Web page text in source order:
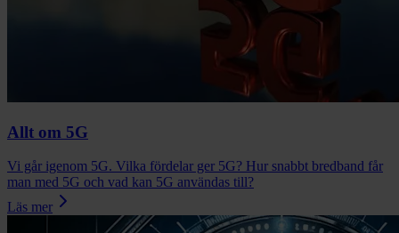
Allt om 5G
Vi går igenom 5G. Vilka fördelar ger 5G? Hur snabbt bredband får
man med 5G och vad kan 5G användas till?
Läs mer